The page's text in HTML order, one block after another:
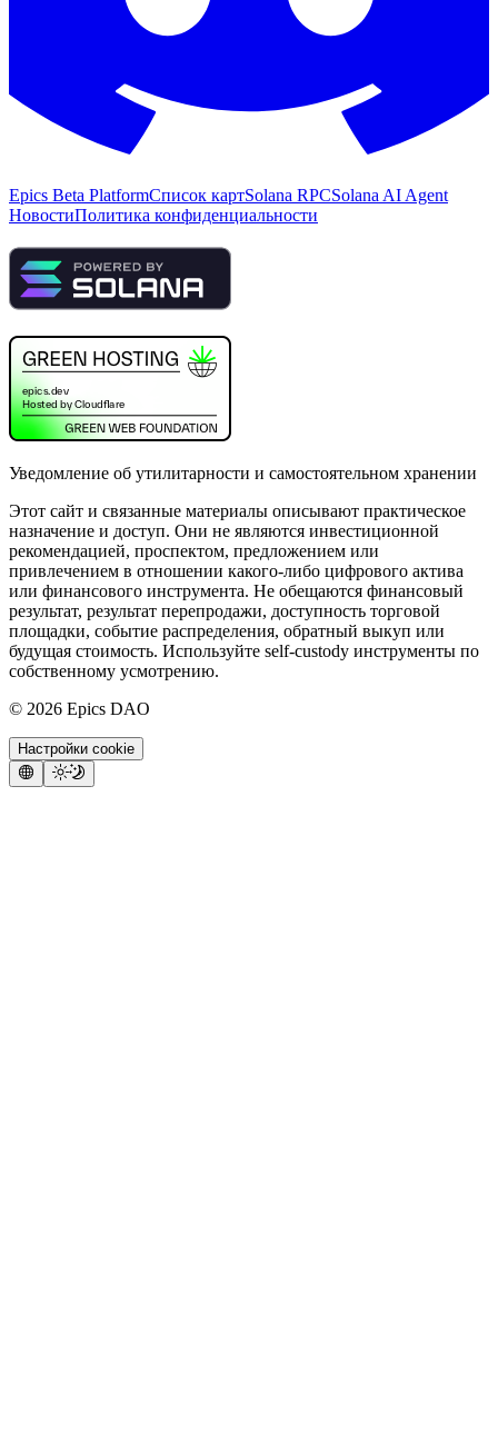
Epics Beta PlatformСписок картSolana RPCSolana AI Agent
НовостиПолитика конфиденциальности
Уведомление об утилитарности и самостоятельном хранении
Этот сайт и связанные материалы описывают практическое
назначение и доступ. Они не являются инвестиционной
рекомендацией, проспектом, предложением или
привлечением в отношении какого-либо цифрового актива
или финансового инструмента. Не обещаются финансовый
результат, результат перепродажи, доступность торговой
площадки, событие распределения, обратный выкуп или
будущая стоимость. Используйте self-custody инструменты по
собственному усмотрению.
© 2026 Epics DAO
Настройки cookie